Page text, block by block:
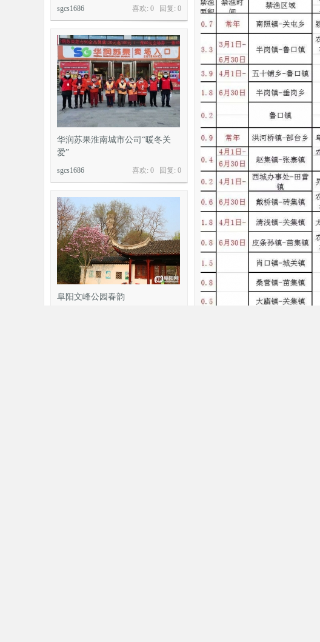
喜欢: 0 回复: 0
sgcs1686
华润苏果淮南城市公司“暖冬关
爱”
喜欢: 0 回复: 0
sgcs1686
阜阳文峰公园春韵